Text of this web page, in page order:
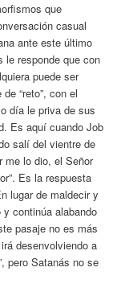
que
casual
ante este último
le responde que con
puede ser
“reto”, con el
día le priva de sus
Es aquí cuando Job
salí del vientre de
me lo dio, el Señor
Es la respuesta
lugar de maldecir y
continúa alabando
pasaje no es más
desenvolviendo a
pero Satanás no se